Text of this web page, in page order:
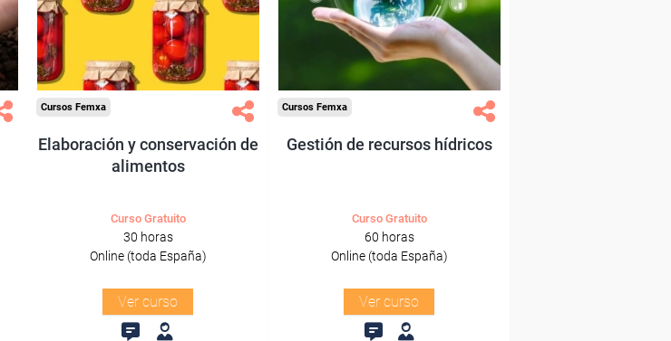
Sector
-Agricultura y Ganadería.
Cursos Femxa
Elaboración y conservación de
alimentos
Curso Gratuito
30 horas
Online (toda España)
Ver curso
Sector
-Agricultura y Ganadería.
Cursos Femxa
Gestión de recursos hídricos
Curso Gratuito
60 horas
Online (toda España)
Ver curso